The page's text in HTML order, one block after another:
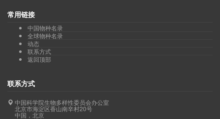
常用链接
中国物种名录
全球物种名录
动态
联系方式
返回顶部
联系方式
中国科学院生物多样性委员会办公室
北京市海淀区香山南辛村20号
中国，北京